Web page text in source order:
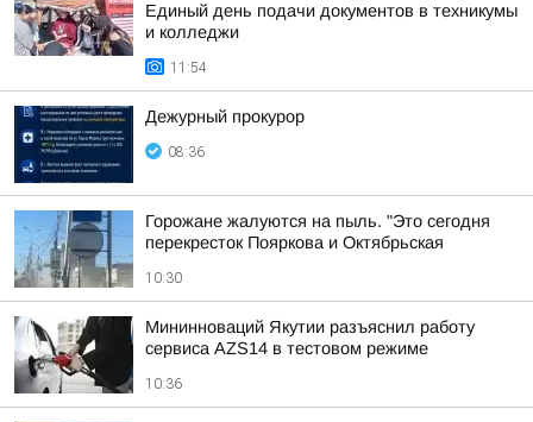
Единый день подачи документов в техникумы
и колледжи
11:54
Дежурный прокурор
08:36
Горожане жалуются на пыль. "Это сегодня
перекресток Пояркова и Октябрьская
10:30
Мининноваций Якутии разъяснил работу
сервиса AZS14 в тестовом режиме
10:36